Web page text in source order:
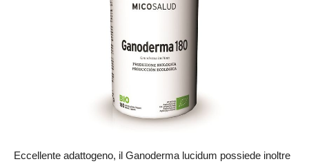
Eccellente adattogeno, il Ganoderma lucidum possiede inoltre